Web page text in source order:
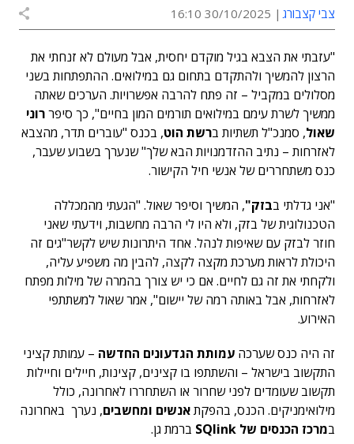
צבי קצבורג 30/10/2025 16:10
"עזבתי את הצבא בגיל מוקדם יחסית, אבל מעולם לא זנחתי את
הרצון להמשיך ולהתקדם בתחום גם במילואים. ההתפתחות בשני
מסלולים במקביל – זה פתח להרבה אפשרויות. הערכים שאתה
ממשיך לשרת עימם במילואים תורמים המון בחיים", כך סיפררוני
שאול, סמנכ"ל תשתיות ברשת הוט, בכנס "עוברים תדר, מהצבא
לאזרחות – נתיב ההזדמנויות הבא שלך" שנערך בשבוע שעבר,
כנס משתחררים של אנשי חיל הקישור.
"אני גדלתי בבזק", המשיך וסיפר שאול. "הגעתי מהמכללה
הטכנולוגית של בזק, ולא היו לי הרבה מחשבות, וידעתי שאני
חוזר לבזק עם שאיפות לנהל. אחד היתרונות שיש לקשר"גים זה
היכולת לראות מערכת מקצה לקצה, להבין מה משפיע עליה,
ולקחתי את זה גם לחיים. אם כי יש צורך בהמרה של מילות מפתח
לאזרחות, אבל באותה רמה של יישום", אמר שאול למשתתפי
האירוע.
זה היה כנס שערכה עמותת הגדעונים החדשה – עמותת קציני
התקשוב בישראל – והשתתפו בו קצינים, קצינות, חיילים וחיילות
תקשוב שעומדים לפני שחרור או השתחררו לאחרונה, כולל
מילואימניקים. הכנס, בהפקתאנשים ומחשבים, נערך באחרונה
במרכז הכנסים של SQlink
ברמת גן.